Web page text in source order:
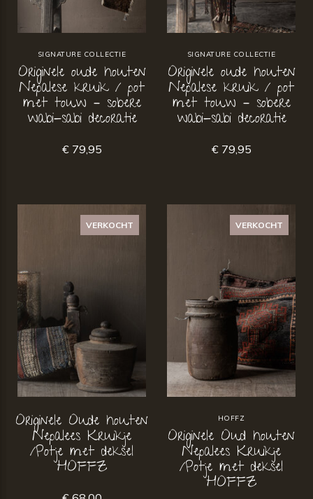
SIGNATURE COLLECTIE
Originele oude houten
Nepalese kruik / pot
met touw – sobere
wabi-sabi decoratie
€ 79,95
SIGNATURE COLLECTIE
Originele oude houten
Nepalese kruik / pot
met touw – sobere
wabi-sabi decoratie
€ 79,95
VERKOCHT
Originele Oude houten
Nepalees Kruikje
/Potje met deksel
HOFFZ
VERKOCHT
HOFFZ
Originele Oud houten
Nepalees Kruikje
/Potje met deksel
HOFFZ